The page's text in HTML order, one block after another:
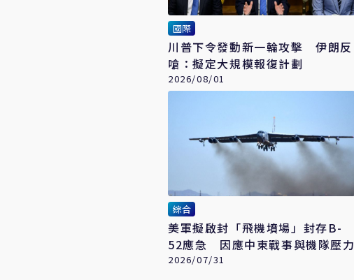
國際
川普下令發動新一輪攻擊 伊朗反
嗆：擬定大規模報復計劃
2026/08/01
綜合
美軍擬啟封「飛機墳場」封存B-
52應急 因應中東戰事與機隊壓力
2026/07/31